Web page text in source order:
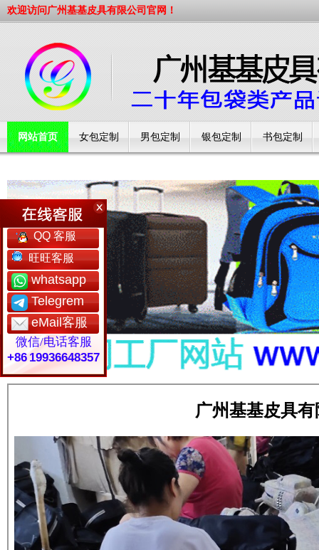
欢迎访问广州基基皮具有限公司官网！
网站首页 女包定制 男包定制 银包定制 书包定制
QQ 客服
旺旺客服
whatsapp
Telegrem
eMail客服
微信/电话客服
+86 19936648357